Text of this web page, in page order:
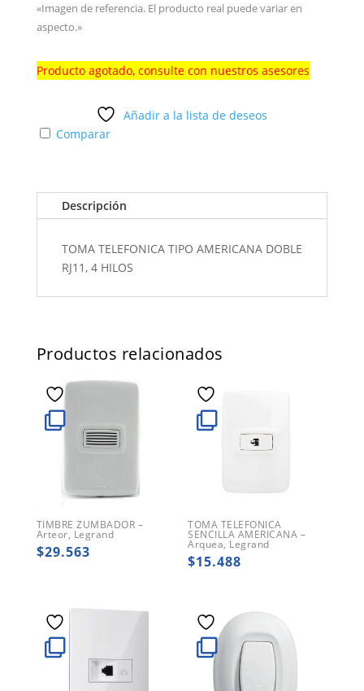
«Imagen de referencia. El producto real puede variar en
aspecto.»
Producto agotado, consulte con nuestros asesores
Añadir a la lista de deseos
Comparar
Descripción
TOMA TELEFONICA TIPO AMERICANA DOBLE
RJ11, 4 HILOS
Productos relacionados
TIMBRE ZUMBADOR –
Arteor, Legrand
$29.563
TOMA TELEFONICA
SENCILLA AMERICANA –
Arquea, Legrand
$15.488